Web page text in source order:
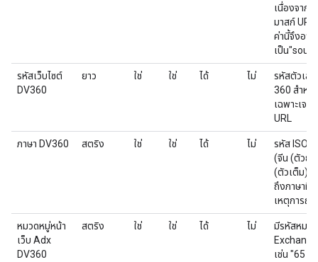
เนื่องจาก
มาสก์ URL
ค่านี้จึงอาจ
เป็น
รหัสเว็บไซต์
DV360
ยาว ใช่ ใช่ ได้ ไม่
รหัสตัวเล
360 สำหรั
เฉพาะเจา
URL
ภาษา DV360 สตริง ใช่ ใช่ ได้ ไม่
รหัส ISO-
(จีน (ตัวย่
(ตัวเต็ม))
ถึงภาษาที่
เหตุการณ์
หมวดหมู่หน้า
เว็บ Adx
DV360
สตริง ใช่ ใช่ ได้ ไม่
มีรหัสหมว
เช่น "65